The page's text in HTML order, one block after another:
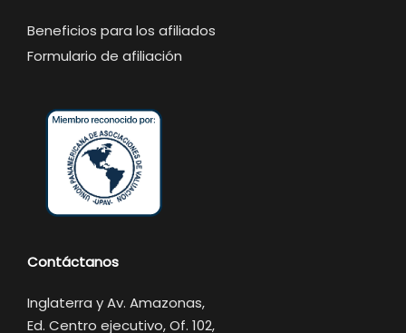
Beneficios para los afiliados
Formulario de afiliación
Contáctanos
Inglaterra y Av. Amazonas,
Ed. Centro ejecutivo, Of. 102,